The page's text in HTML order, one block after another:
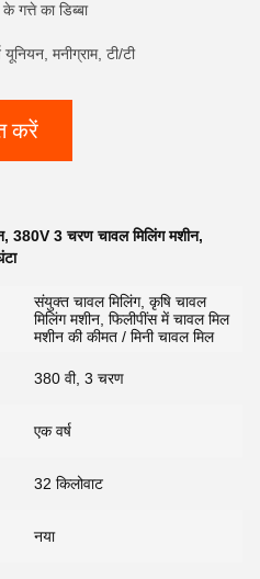
गत्ते का डिब्बा
मनीग्राम, टी/टी
करें
, 380V 3 चरण चावल मिलिंग मशीन,
संयुक्त चावल मिलिंग, कृषि चावल
मिलिंग मशीन, फिलीपींस में चावल मिल
मशीन की कीमत / मिनी चावल मिल
380 वी, 3 चरण
एक वर्ष
32 किलोवाट
नया